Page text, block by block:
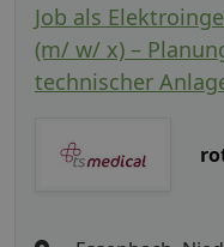
Job als
(m/ w/ x) –
technischer